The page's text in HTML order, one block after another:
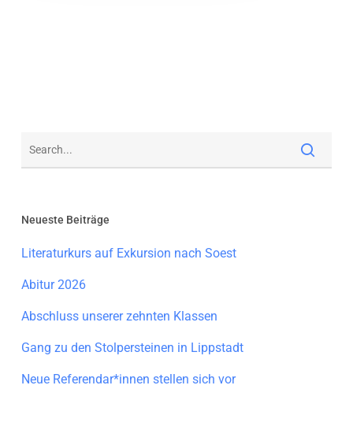
Neueste Beiträge
Literaturkurs auf Exkursion nach Soest
Abitur 2026
Abschluss unserer zehnten Klassen
Gang zu den Stolpersteinen in Lippstadt
Neue Referendar*innen stellen sich vor